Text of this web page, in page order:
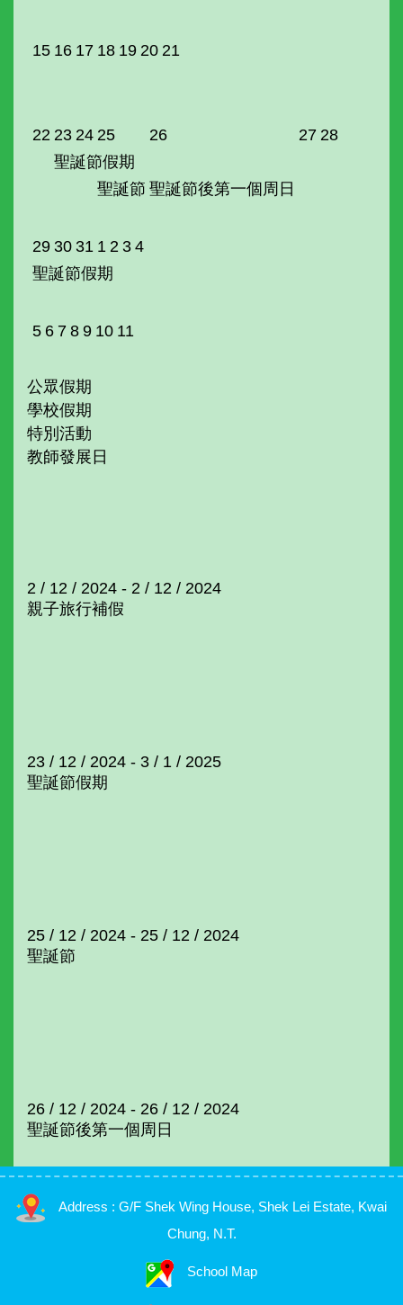
15 16 17 18 19 20 21
22 23 24 25 26 27 28
聖誕節假期
聖誕節 聖誕節後第一個周日
29 30 31 1 2 3 4
聖誕節假期
5 6 7 8 9 10 11
公眾假期
學校假期
特別活動
教師發展日
2 / 12 / 2024 - 2 / 12 / 2024
親子旅行補假
23 / 12 / 2024 - 3 / 1 / 2025
聖誕節假期
25 / 12 / 2024 - 25 / 12 / 2024
聖誕節
26 / 12 / 2024 - 26 / 12 / 2024
聖誕節後第一個周日
Address : G/F Shek Wing House, Shek Lei Estate, Kwai
Chung, N.T.
School Map